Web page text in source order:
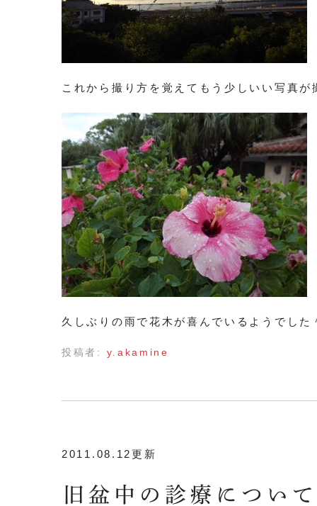
これから撮り方を覚えてもう少しいい写真が
久しぶりの雨で花木が喜んでいるようでした
投稿者: y.akamine
2011.08.12更新
旧盆中の診療について